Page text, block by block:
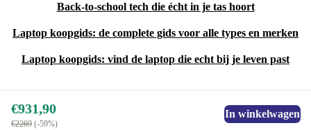
Back-to-school tech die écht in je tas hoort
Laptop koopgids: de complete gids voor alle types en merken
Laptop koopgids: vind de laptop die echt bij je leven past
€931,90
€2269 (-59%)
In winkelwagen